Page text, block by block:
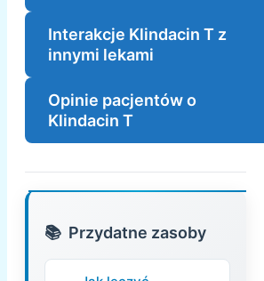
Interakcje Klindacin T z
innymi lekami
Opinie pacjentów o
Klindacin T
Przydatne zasoby